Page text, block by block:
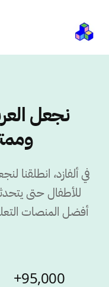
نجعل
في ألفازد، انطلقنا
للأطفال حتى
أفضل المنصات
95,000+